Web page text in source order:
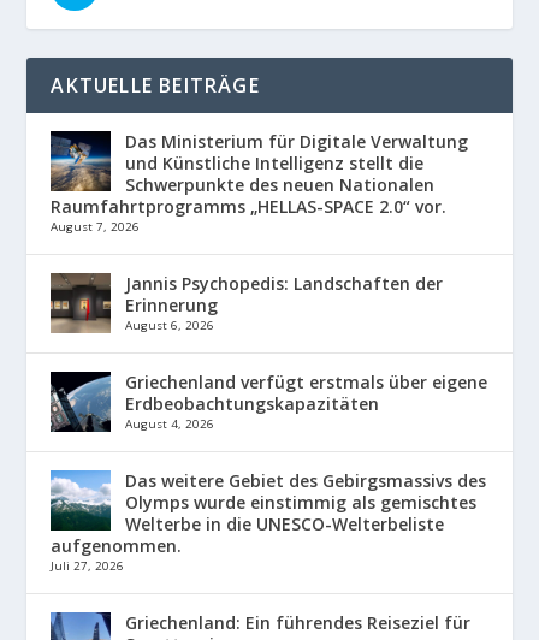
AKTUELLE BEITRÄGE
Das Ministerium für Digitale Verwaltung
und Künstliche Intelligenz stellt die
Schwerpunkte des neuen Nationalen
Raumfahrtprogramms „HELLAS-SPACE 2.0“ vor.
August 7, 2026
Jannis Psychopedis: Landschaften der
Erinnerung
August 6, 2026
Griechenland verfügt erstmals über eigene
Erdbeobachtungskapazitäten
August 4, 2026
Das weitere Gebiet des Gebirgsmassivs des
Olymps wurde einstimmig als gemischtes
Welterbe in die UNESCO-Welterbeliste
aufgenommen.
Juli 27, 2026
Griechenland: Ein führendes Reiseziel für